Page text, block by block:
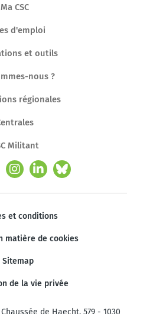
Ma CSC
d'emploi
et outils
nous ?
régionales
Militant
et conditions
matière de cookies
Sitemap
de la vie privée
de Haecht, 579 - 1030